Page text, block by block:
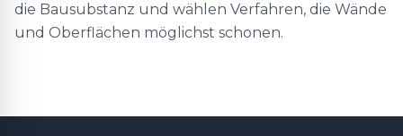
die Bausubstanz und wählen Verfahren, die Wände
und Oberflächen möglichst schonen.